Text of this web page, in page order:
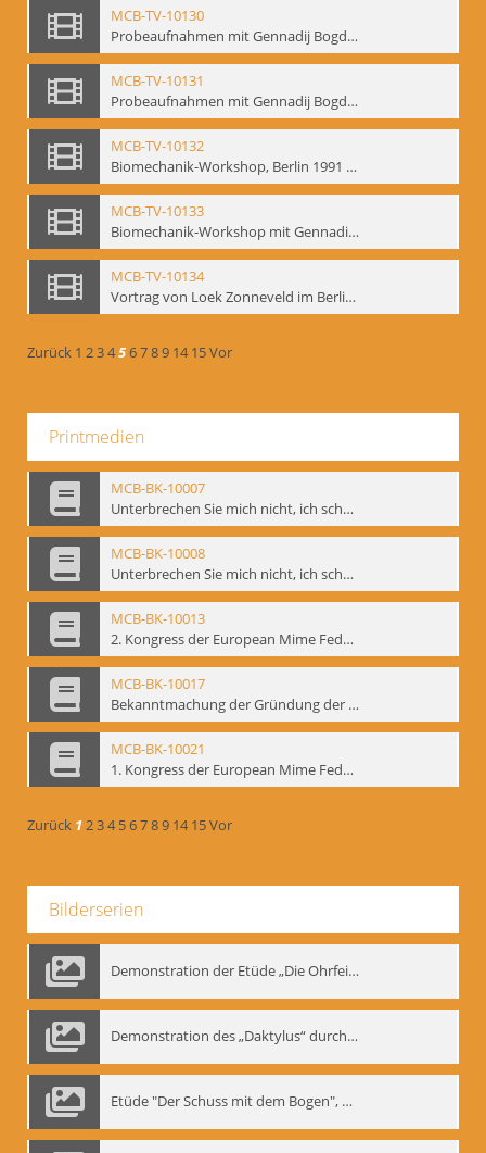
MCB-TV-10130
Probeaufnahmen mit Gennadij Bogdanow und Aufnahmen von Biomechanik-Workshop, Berlin 1991 - Interne Signatur: BM-vid-46
MCB-TV-10131
Probeaufnahmen mit Gennadij Bogdanow und Aufnahmen von Biomechanik-Workshop, Berlin 1991, Ausschnitt 2 - Interne Signatur: BM-vid-46_A2
MCB-TV-10132
Biomechanik-Workshop, Berlin 1991 und Probeaufnahmen mit Gennadij Bogdanow - Interne Signatur: BM-vid-47
MCB-TV-10133
Biomechanik-Workshop mit Gennadij Bogdanow, Berlin 1991 - Interne Signatur: BM-vid-48
MCB-TV-10134
Vortrag von Loek Zonneveld im Berliner Ensemble am 04.10.1991 - Interne Signatur: BM-vid-49
Zurück 1 23456789 14 15Vor
Printmedien
MCB-BK-10007
Unterbrechen Sie mich nicht, ich schweige - interne Signatur: BM-prt-215-f
MCB-BK-10008
Unterbrechen Sie mich nicht, ich schweige - interne Signatur: BM-prt-215-r
MCB-BK-10013
2. Kongress der European Mime Federation: „Rekonstruktion/Innovation“, Berlin Mai 1993 - interne Signatur: BM-prt-221
MCB-BK-10017
Bekanntmachung der Gründung der European Mime Federation - interne Signatur: BM-prt-225
MCB-BK-10021
1. Kongress der European Mime Federation, Amsterdam, September 1991 - interne Signatur: BM-prt-229
Zurück 1234 56789 14 15Vor
Bilderserien
Demonstration der Etüde „Die Ohrfeige“
Demonstration des „Daktylus“ durch Gennadij Nikolajewitsch Bogdanow, Berlin 1991
Etüde "Der Schuss mit dem Bogen", Gennadij Bogdanow